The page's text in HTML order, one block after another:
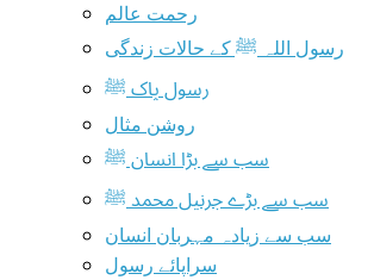
رحمت عالم
رسول اللہ ﷺ کے حالات زندگی
رسول پاک ﷺ
روشن مثال
سب سے بڑا انسان ﷺ
سب سے بڑے جرنیل محمد ﷺ
سب سے زیادہ مہربان انسان
سراپائے رسول